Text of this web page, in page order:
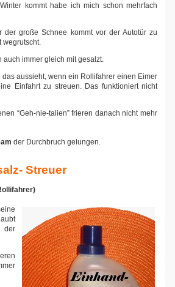
kommt habe ich mich schon mehrfach
große Schnee kommt vor der Autotür zu
wegrutscht.
auch immer gleich mit gesalzt.
aussieht, wenn ein Rollifahrer einen Eimer
Einfahrt zu streuen. Das funktioniert nicht
“Geh-nie-talien” frieren danach nicht mehr
der Durchbruch gelungen.
Streuer
der